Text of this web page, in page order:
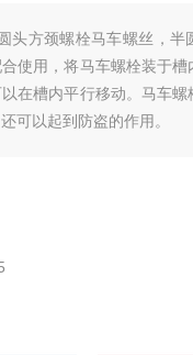
头方颈螺栓马车螺丝，半
使用，将马车螺栓装于槽
在槽内平行移动。马车
可以起到防盗的作用。